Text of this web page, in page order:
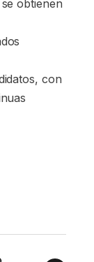
obtienen
con